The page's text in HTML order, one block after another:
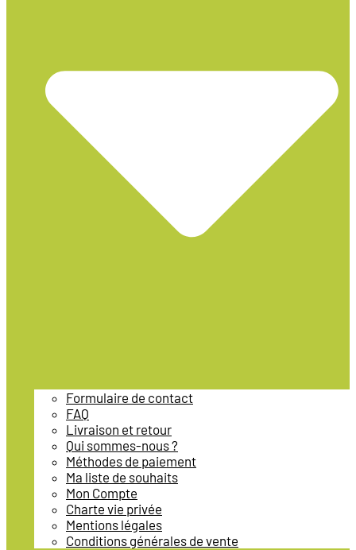
Formulaire de contact
FAQ
Livraison et retour
Qui sommes-nous ?
Méthodes de paiement
Ma liste de souhaits
Mon Compte
Charte vie privée
Mentions légales
Conditions générales de vente